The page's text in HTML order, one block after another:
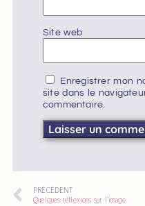
Site web
Enregistrer mon
site dans le
commentaire.
PRÉCÉDENT
Quelques réflexions sur l’image